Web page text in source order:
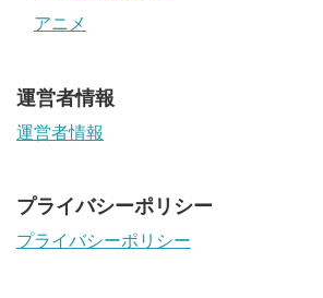
アニメ
運営者情報
運営者情報
プライバシーポリシー
プライバシーポリシー